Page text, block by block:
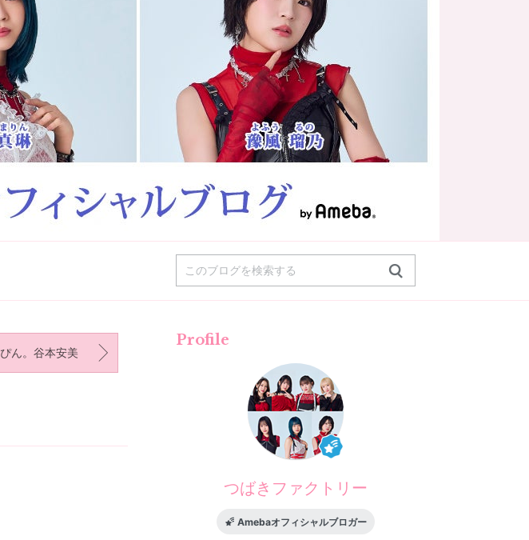
ぴん。谷本安美
Profile
つばきファクトリー
Amebaオフィシャルブロガー